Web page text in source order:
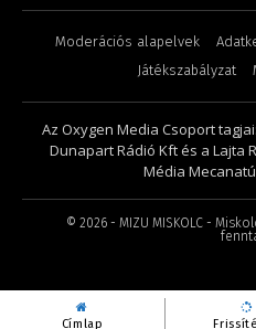
Címlap
Moderációs alapelvek
Játékszabályzat
Az Oxygen Media Csoport
Dunapart Rádió Kft és a Lajta
Média
© 2026- MIZU MISKOLC -